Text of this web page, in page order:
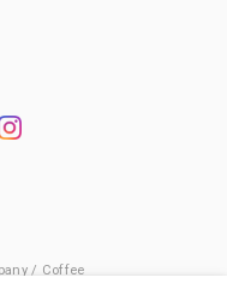
/ Coffee